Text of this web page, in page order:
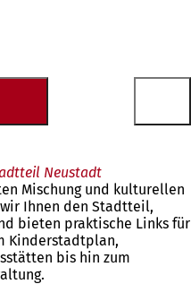
Neustadt
Mischung und kulturellen
Ihnen den Stadtteil,
bieten praktische Links für
Kinderstadtplan,
bis hin zum